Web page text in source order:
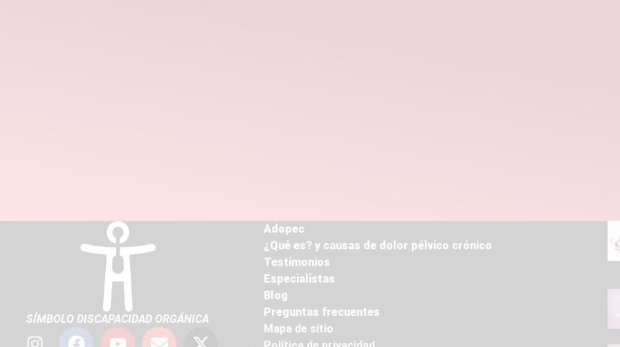
SÍMBOLO DISCAPACIDAD ORGÁNICA
Adopec
¿Qué es? y causas de dolor pélvico crónico
Testimonios
Especialistas
Blog
Preguntas frecuentes
Mapa de sitio